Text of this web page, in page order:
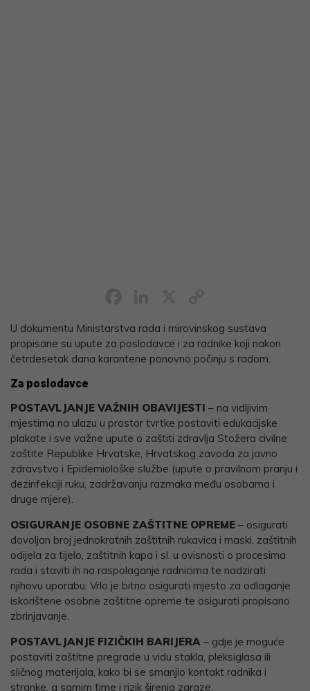
Link
U dokumentu Ministarstva rada i mirovinskog sustava
propisane su upute za poslodavce i za radnike koji nakon
četrdesetak dana karantene ponovno počinju s radom.
Za poslodavce
POSTAVLJANJE VAŽNIH OBAVIJESTI – na vidljivim
mjestima na ulazu u prostor tvrtke postaviti edukacijske
plakate i sve važne upute o zaštiti zdravlja Stožera civilne
zaštite Republike Hrvatske, Hrvatskog zavoda za javno
zdravstvo i Epidemiološke službe (upute o pravilnom pranju i
dezinfekciji ruku, zadržavanju razmaka među osobama i
druge mjere).
OSIGURANJE OSOBNE ZAŠTITNE OPREME – osigurati
dovoljan broj jednokratnih zaštitnih rukavica i maski, zaštitnih
odijela za tijelo, zaštitnih kapa i sl. u ovisnosti o procesima
rada i staviti ih na raspolaganje radnicima te nadzirati
njihovu uporabu. Vrlo je bitno osigurati mjesto za odlaganje
iskorištene osobne zaštitne opreme te osigurati propisano
zbrinjavanje.
POSTAVLJANJE FIZIČKIH BARIJERA – gdje je moguće
postaviti zaštitne pregrade u vidu stakla, pleksiglasa ili
sličnog materijala, kako bi se smanjio kontakt radnika i
stranke, a samim time i rizik širenja zaraze.